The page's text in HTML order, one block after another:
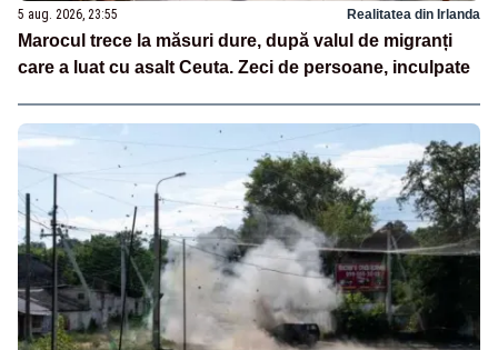
5 aug. 2026, 23:55 Realitatea din Irlanda
Marocul trece la măsuri dure, după valul de migranți
care a luat cu asalt Ceuta. Zeci de persoane, inculpate